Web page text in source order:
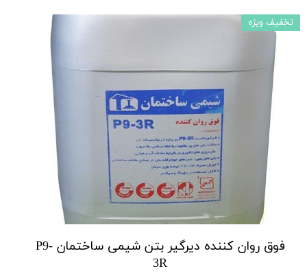
فوق روان کننده دیرگیر بتن شیمی ساختمان P9-
3R
تخفیف ویژه